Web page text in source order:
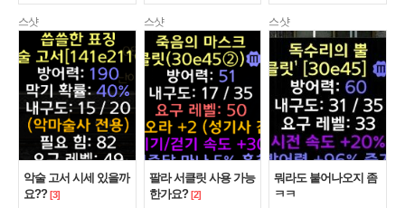
스샷
악술 고서 시세 있을까
요?? [3]
스샷
팔라 서클릿 사용 가능
한가요? [2]
스샷
뭐라도 붙어나오지 좀
ㅋㅋ